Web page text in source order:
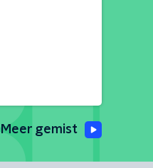
Meer gemist